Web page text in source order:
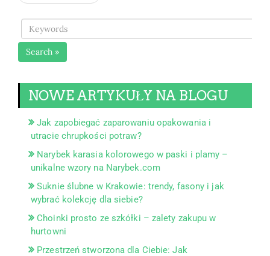
Search »
NOWE ARTYKUŁY NA BLOGU
Jak zapobiegać zaparowaniu opakowania i
utracie chrupkości potraw?
Narybek karasia kolorowego w paski i plamy –
unikalne wzory na Narybek.com
Suknie ślubne w Krakowie: trendy, fasony i jak
wybrać kolekcję dla siebie?
Choinki prosto ze szkółki – zalety zakupu w
hurtowni
Przestrzeń stworzona dla Ciebie: Jak